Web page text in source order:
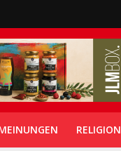
RELIGION